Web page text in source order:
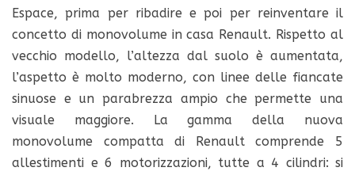
Espace, prima per ribadire e poi per reinventare il
concetto di monovolume in casa Renault. Rispetto al
vecchio modello, l’altezza dal suolo è aumentata,
l’aspetto è molto moderno, con linee delle fiancate
sinuose e un parabrezza ampio che permette una
visuale maggiore. La gamma della nuova
monovolume compatta di Renault comprende 5
allestimenti e 6 motorizzazioni, tutte a 4 cilindri: si